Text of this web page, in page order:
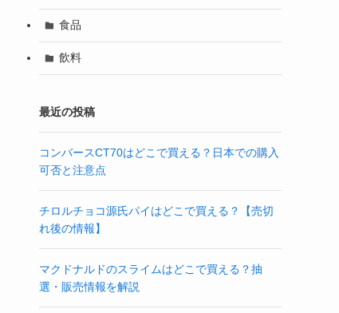
食品
飲料
最近の投稿
コンバースCT70はどこで買える？日本での購入
可否と注意点
チロルチョコ源氏パイはどこで買える？【売切
れ後の情報】
マクドナルドのスライムはどこで買える？抽
選・販売情報を解説